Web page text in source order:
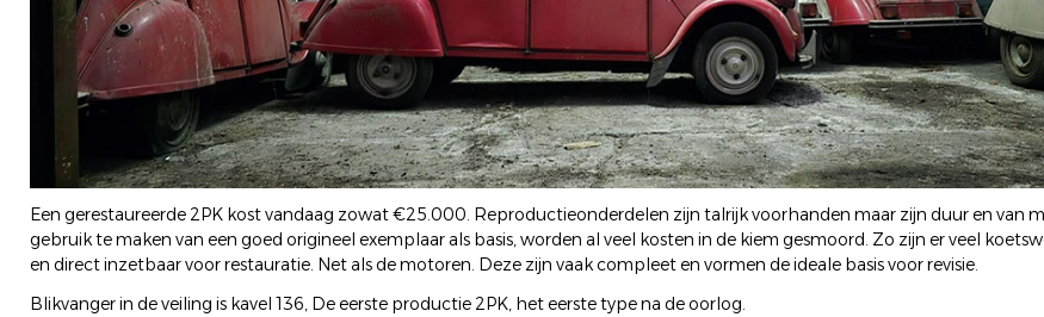
Een gerestaureerde 2PK kost vandaag zowat €25.000. Reproductieonderdelen zijn talrijk voorhanden maar zijn duur en van
gebruik te maken van een goed origineel exemplaar als basis, worden al veel kosten in de kiem gesmoord. Zo zijn er veel
en direct inzetbaar voor restauratie. Net als de motoren. Deze zijn vaak compleet en vormen de ideale basis voor revisie.
Blikvanger in de veiling is kavel 136, De eerste productie 2PK, het eerste type na de oorlog.